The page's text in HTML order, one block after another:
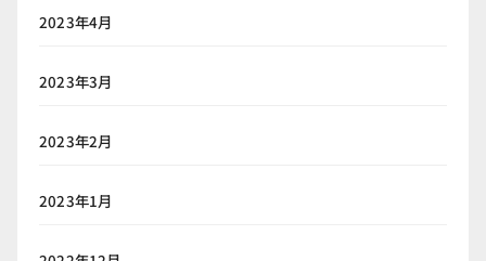
2023年4月
2023年3月
2023年2月
2023年1月